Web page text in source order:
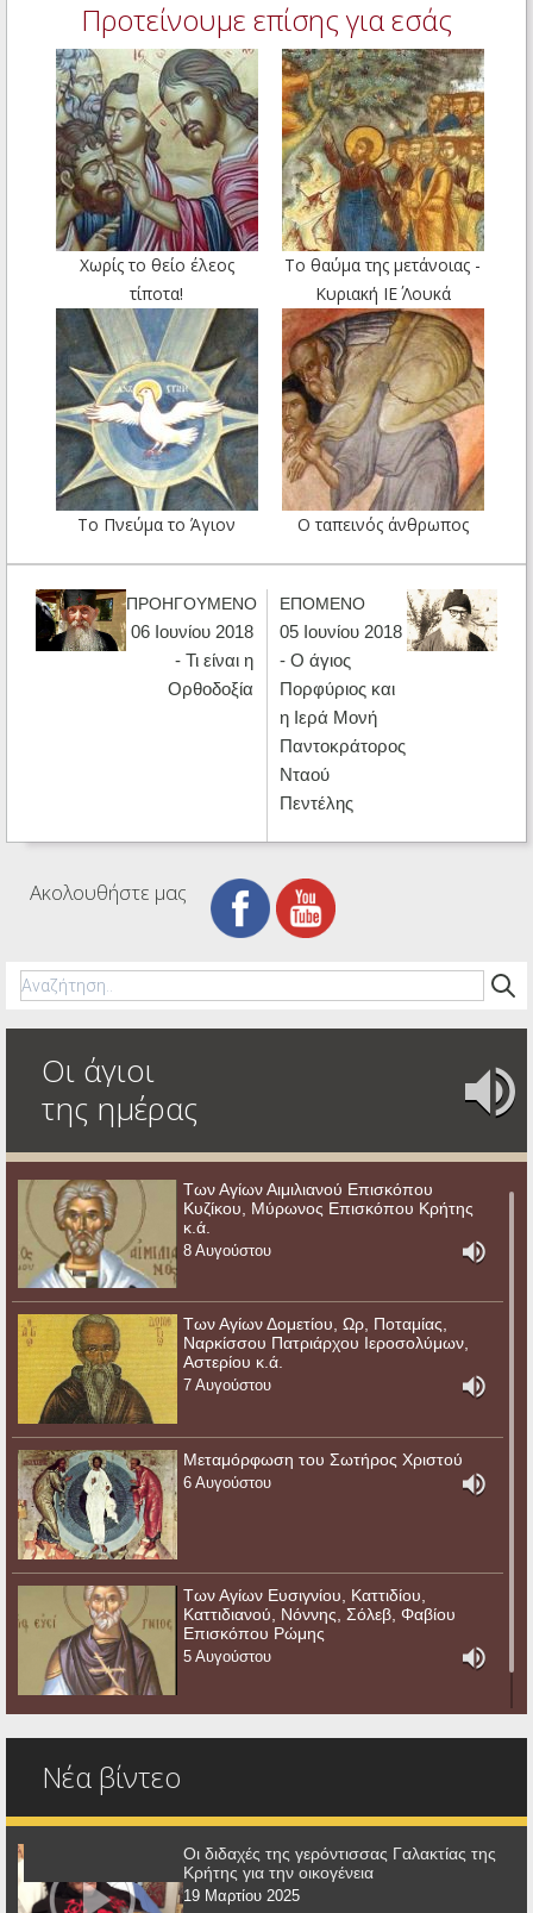
Προτείνουμε επίσης για εσάς
Χωρίς το θείο έλεος
τίποτα!
Το θαύμα της μετάνοιας -
Κυριακή ΙΕ΄ Λουκά
Το Πνεύμα το Άγιον Ο ταπεινός άνθρωπος
ΠΡΟΗΓΟΥΜΕΝΟ
06 Ιουνίου 2018
- Τι είναι η
Ορθοδοξία
ΕΠΟΜΕΝΟ
05 Ιουνίου 2018
- Ο άγιος
Πορφύριος και
η Ιερά Μονή
Παντοκράτορος
Νταού
Πεντέλης
Ακολουθήστε μας
Οι άγιοι
της ημέρας
Των Αγίων Αιμιλιανού Επισκόπου
Κυζίκου, Μύρωνος Επισκόπου Κρήτης
κ.ά.
8 Αυγούστου
Των Αγίων Δομετίου, Ωρ, Ποταμίας,
Ναρκίσσου Πατριάρχου Ιεροσολύμων,
Αστερίου κ.ά.
7 Αυγούστου
Μεταμόρφωση του Σωτήρος Χριστού
6 Αυγούστου
Των Αγίων Ευσιγνίου, Καττιδίου,
Καττιδιανού, Νόννης, Σόλεβ, Φαβίου
Επισκόπου Ρώμης
5 Αυγούστου
Νέα βίντεο
Οι διδαχές της γερόντισσας Γαλακτίας της
Κρήτης για την οικογένεια
19 Μαρτίου 2025